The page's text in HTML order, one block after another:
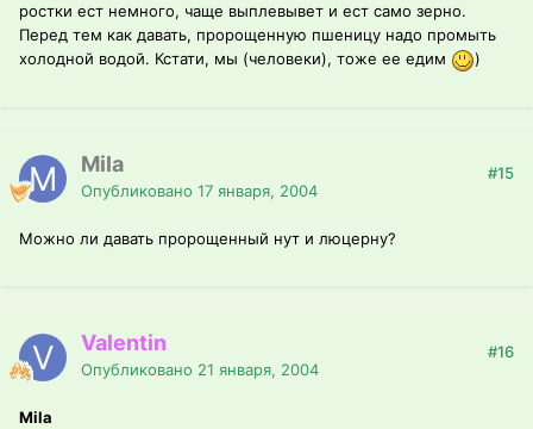
ростки ест немного, чаще выплевывет и ест само зерно.
Перед тем как давать, пророщенную пшеницу надо промыть
холодной водой. Кстати, мы (человеки), тоже ее едим
)
Mila
Опубликовано 17 января, 2004
#15
Можно ли давать пророщенный нут и люцерну?
Valentin
Опубликовано 21 января, 2004
#16
Mila